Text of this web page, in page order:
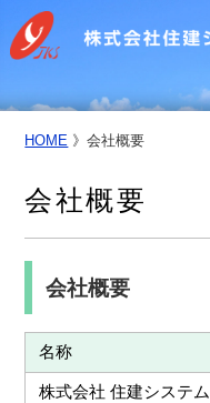
HOME 》会社概要
会社概要
会社概要
名称
株式会社 住建システム